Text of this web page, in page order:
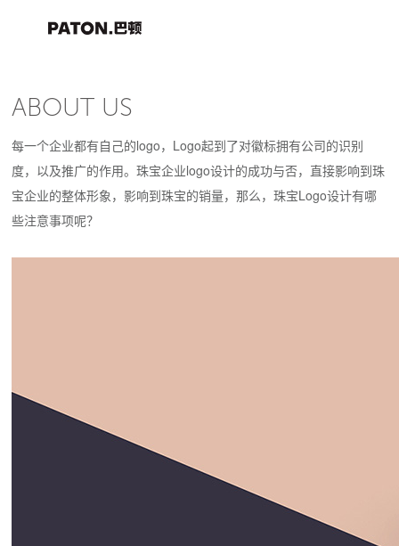
ABOUT US
每一个企业都有自己的logo，Logo起到了对徽标拥有公司的识别
度，以及推广的作用。珠宝企业logo设计的成功与否，直接影响到珠
宝企业的整体形象，影响到珠宝的销量，那么，珠宝Logo设计有哪
些注意事项呢？